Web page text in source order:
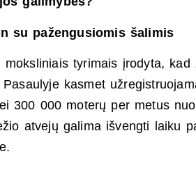
su pažengusiomis šalimis
moksliniais tyrimais įrodyta,
Pasaulyje kasmet
300 000 moterų per metus
atvejų galima išvengti laiku